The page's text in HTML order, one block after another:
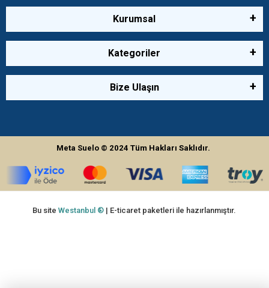
Kurumsal
Kategoriler
Bize Ulaşın
Meta Suelo © 2024Tüm Hakları Saklıdır.
Bu siteWestanbul ® | E-ticaret paketleri ile hazırlanmıştır.